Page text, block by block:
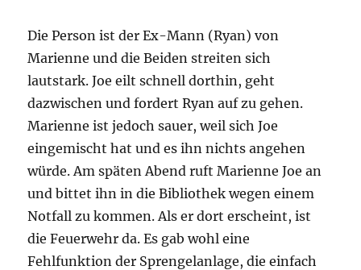
Die Person ist der Ex-Mann (Ryan) von
Marienne und die Beiden streiten sich
lautstark. Joe eilt schnell dorthin, geht
dazwischen und fordert Ryan auf zu gehen.
Marienne ist jedoch sauer, weil sich Joe
eingemischt hat und es ihn nichts angehen
würde. Am späten Abend ruft Marienne Joe an
und bittet ihn in die Bibliothek wegen einem
Notfall zu kommen. Als er dort erscheint, ist
die Feuerwehr da. Es gab wohl eine
Fehlfunktion der Sprengelanlage, die einfach